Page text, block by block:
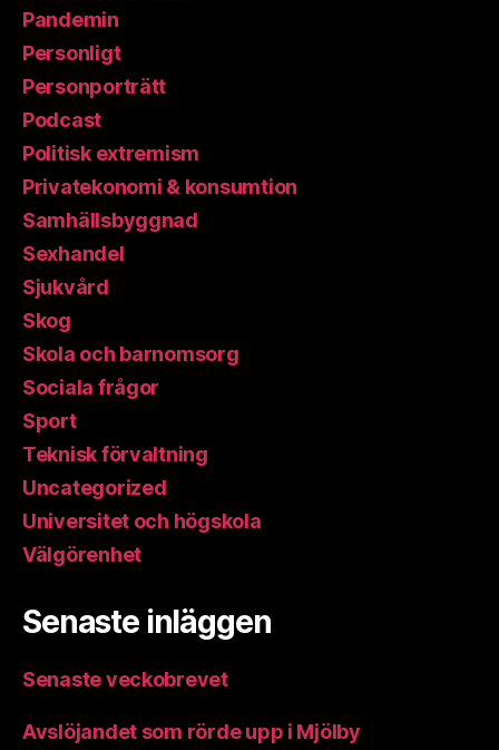
Pandemin
Personligt
Personporträtt
Podcast
Politisk extremism
Privatekonomi & konsumtion
Samhällsbyggnad
Sexhandel
Sjukvård
Skog
Skola och barnomsorg
Sociala frågor
Sport
Teknisk förvaltning
Uncategorized
Universitet och högskola
Välgörenhet
Senaste inläggen
Senaste veckobrevet
Avslöjandet som rörde upp i Mjölby